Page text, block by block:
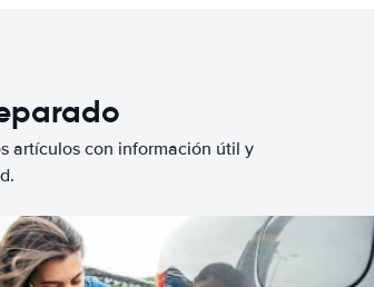
artículos con información útil y